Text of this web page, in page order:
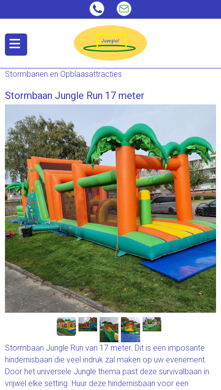
Stormbanen en Opblaasattracties
Stormbaan Jungle Run 17 meter
Stormbaan Jungle Run van 17 meter. Dit is een imposante
hindernisbaan die veel indruk zal maken op uw evenement.
Door het universele Jungle thema past deze survivalbaan in
vrijwel elke setting. Huur deze hindernisbaan voor een